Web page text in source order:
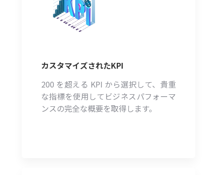
カスタマイズされたKPI
200 を超える KPI から選択して、貴重
な指標を使用してビジネスパフォーマ
ンスの完全な概要を取得します。